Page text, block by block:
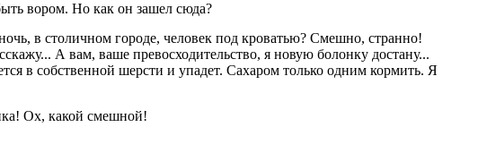
вором. Но как он зашел сюда?
в столичном городе, человек под кроватью? Смешно, странно!
А вам, ваше превосходительство, я новую болонку достану...
в собственной шерсти и упадет. Сахаром только одним кормить. Я
Ох, какой смешной!